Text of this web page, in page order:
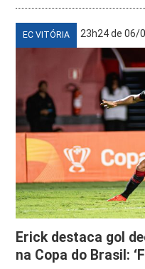
EC VITÓRIA 23h24 de 06/
Erick destaca gol
na Copa do Brasil: